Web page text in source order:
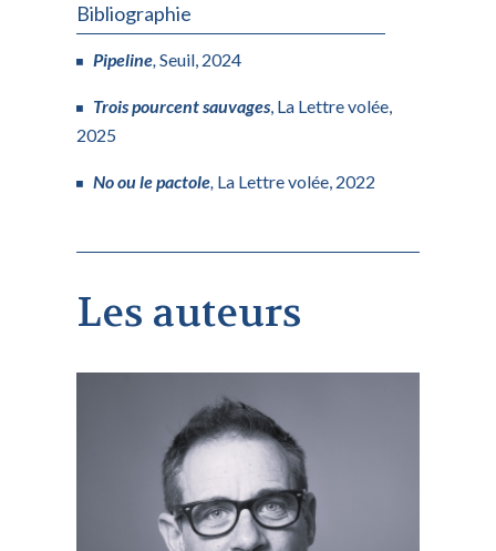
Bibliographie
Pipeline,Seuil, 2024
Trois pourcent sauvages, La Lettre volée,
2025
No ou le pactole, La Lettre volée, 2022
Les auteurs